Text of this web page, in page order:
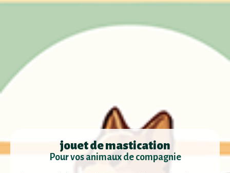
jouet de mastication
Pour vos animaux de compagnie